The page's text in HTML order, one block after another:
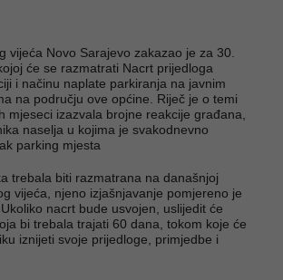
vijeća Novo Sarajevo zakazao je za 30.
će se razmatrati Nacrt prijedloga
i načinu naplate parkiranja na javnim
na području ove općine. Riječ je o temi
mjeseci izazvala brojne reakcije građana,
naselja u kojima je svakodnevno
parking mjesta
trebala biti razmatrana na današnjoj
vijeća, njeno izjašnjavanje pomjereno je
nacrt bude usvojen, uslijedit će
bi trebala trajati 60 dana, tokom koje će
iznijeti svoje prijedloge, primjedbe i